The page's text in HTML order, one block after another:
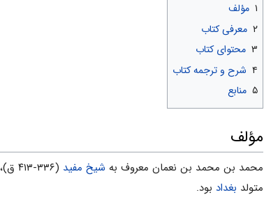
۱ مؤلف
۲ معرفی كتاب
۳ محتوای کتاب
۴ شرح و ترجمه کتاب
۵ منابع
مؤلف
محمد بن محمد بن نعمان معروف به شیخ مفید (۳۳۶-۴۱۳ ق)، فقیه، محدث، متکلم و از علمای برجسته
متولد بغداد بود.